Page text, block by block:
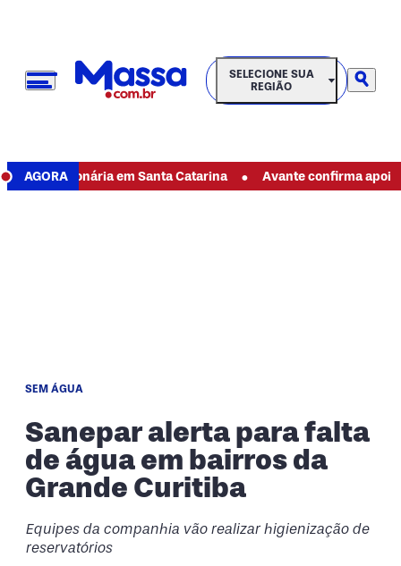
SELECIONE SUA REGIÃO
SELECIONE SUA
REGIÃO
AGORA
funcionária em Santa Catarina • Avante confirma apoio à
SEM ÁGUA
Sanepar alerta para falta
de água em bairros da
Grande Curitiba
Equipes da companhia vão realizar higienização de
reservatórios